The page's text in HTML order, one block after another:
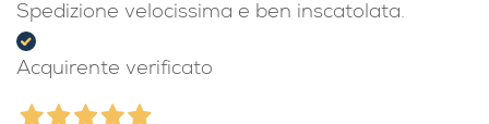
Spedizione velocissima e ben inscatolata.
Acquirente verificato